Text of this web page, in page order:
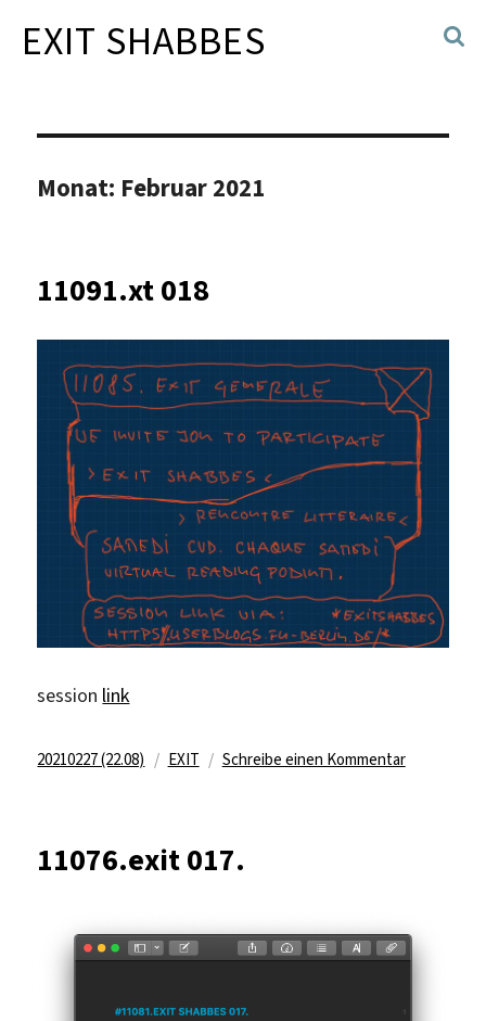
EXIT SHABBES
Monat: Februar 2021
11091.xt 018
session link
Veröffentlicht
20210227 (22.08) Kategorien
EXIT Schreibe einen Kommentarzu
11076.exit 017.